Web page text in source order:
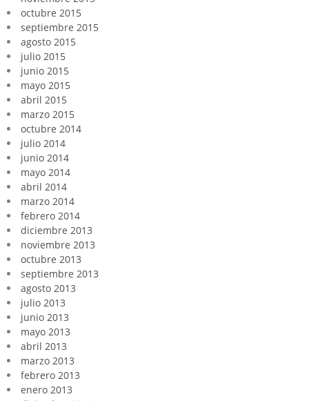
octubre 2015
septiembre 2015
agosto 2015
julio 2015
junio 2015
mayo 2015
abril 2015
marzo 2015
octubre 2014
julio 2014
junio 2014
mayo 2014
abril 2014
marzo 2014
febrero 2014
diciembre 2013
noviembre 2013
octubre 2013
septiembre 2013
agosto 2013
julio 2013
junio 2013
mayo 2013
abril 2013
marzo 2013
febrero 2013
enero 2013